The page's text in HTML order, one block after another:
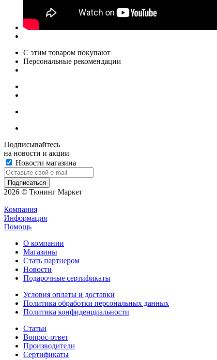
С этим товаром покупают
Персональные рекомендации
Подписывайтесь
на новости и акции
Новости магазина
2026 © Тюнинг Маркет
Компания
Информация
Помощь
О компании
Магазины
Стать партнером
Новости
Подарочные сертификаты
Условия оплаты и доставки
Политика обработки персональных данных
Политика конфиденциальности
Статьи
Вопрос-ответ
Производители
Сертификаты